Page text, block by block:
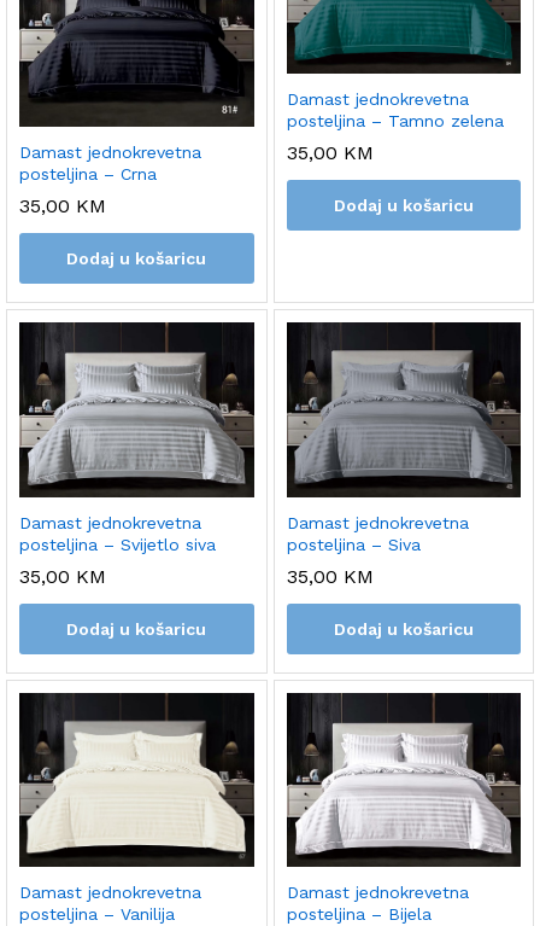
Damast jednokrevetna
posteljina – Crna
35,00 KM
Dodaj u košaricu
Damast jednokrevetna
posteljina – Tamno zelena
35,00 KM
Dodaj u košaricu
Damast jednokrevetna
posteljina – Svijetlo siva
35,00 KM
Dodaj u košaricu
Damast jednokrevetna
posteljina – Siva
35,00 KM
Dodaj u košaricu
Damast jednokrevetna
posteljina – Vanilija
Damast jednokrevetna
posteljina – Bijela